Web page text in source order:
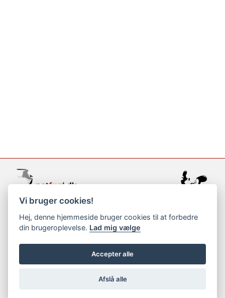
support@netfugl.dk
copyright © 2002-2023
Vi bruger cookies!
Hej, denne hjemmeside bruger cookies til at forbedre
din brugeroplevelse. Lad mig vælge
Accepter alle
Afslå alle